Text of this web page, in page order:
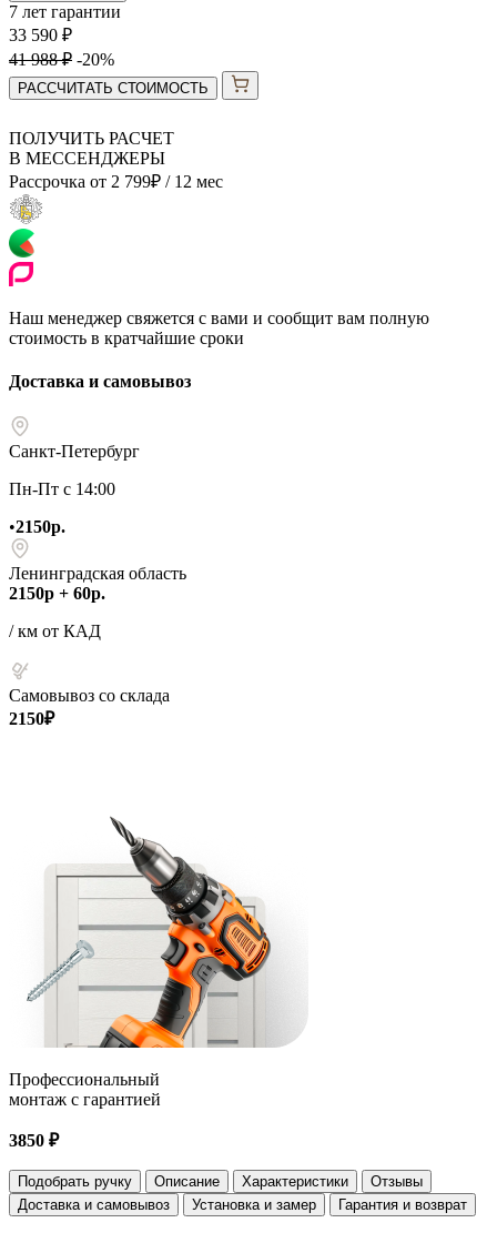
7 лет гарантии
33 590 ₽
41 988₽ -20%
РАССЧИТАТЬ СТОИМОСТЬ
ПОЛУЧИТЬ РАСЧЕТ
В МЕССЕНДЖЕРЫ
Рассрочка от 2 799₽ / 12 мес
Наш менеджер свяжется с вами и сообщит вам полную
стоимость в кратчайшие сроки
Доставка и самовывоз
Санкт-Петербург
Пн-Пт с 14:00
•2150р.
Ленинградская область
2150р + 60р.
/ км от КАД
Самовывоз со склада
2150₽
Профессиональный
монтаж с гарантией
3850 ₽
Подобрать ручку Описание Характеристики
Отзывы
Доставка и самовывоз
Установка и замер Гарантия и возврат